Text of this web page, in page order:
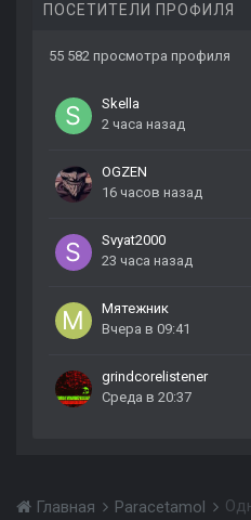
ПОСЕТИТЕЛИ ПРОФИЛЯ
55 582 просмотра профиля
Skella
2 часа назад
OGZEN
16 часов назад
Svyat2000
23 часа назад
Мятежник
Вчера в 09:41
grindcorelistener
Среда в 20:37
Главная Paracetamol